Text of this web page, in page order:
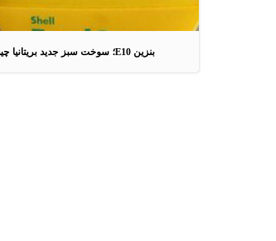
بنزین E10؛ سوخت سبز جدید بریتانیا چیست؟